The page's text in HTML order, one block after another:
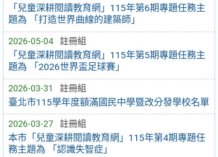
「兒童深耕閱讀教育網」115年第6期專題任務主
題為 「打造世界曲線的建築師」
2026-05-04 註冊組
「兒童深耕閱讀教育網」115年第5期專題任務主
題為 「2026世界盃足球賽」
2026-03-31 註冊組
臺北市115學年度額滿國民中學暨改分發學校名單
2026-03-27 註冊組
本市「兒童深耕閱讀教育網」115年第4期專題任
務主題為 「認識失智症」